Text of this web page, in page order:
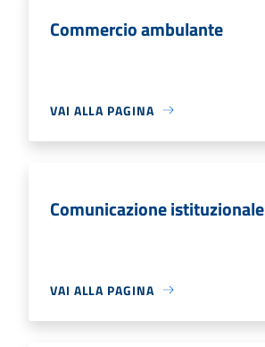
Commercio ambulante
VAI ALLA PAGINA
Comunicazione istituzionale
VAI ALLA PAGINA